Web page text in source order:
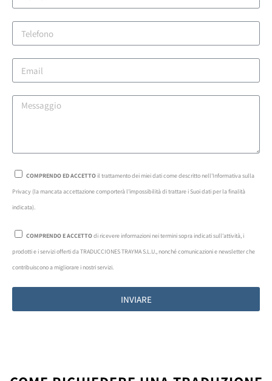
COMPRENDO ED ACCETTO il trattamento dei miei dati come descritto nell'Informativa sulla
Privacy (la mancata accettazione comporterà l'impossibilità di trattare i Suoi dati per la finalità
indicata).
COMPRENDO E ACCETTOdi ricevere informazioni nei termini sopra indicati sull'attività, i
prodotti e i servizi offerti da TRADUCCIONES TRAYMA S.L.U., nonché comunicazioni e newsletter che
contribuiscono a migliorare i nostri servizi.
INVIARE